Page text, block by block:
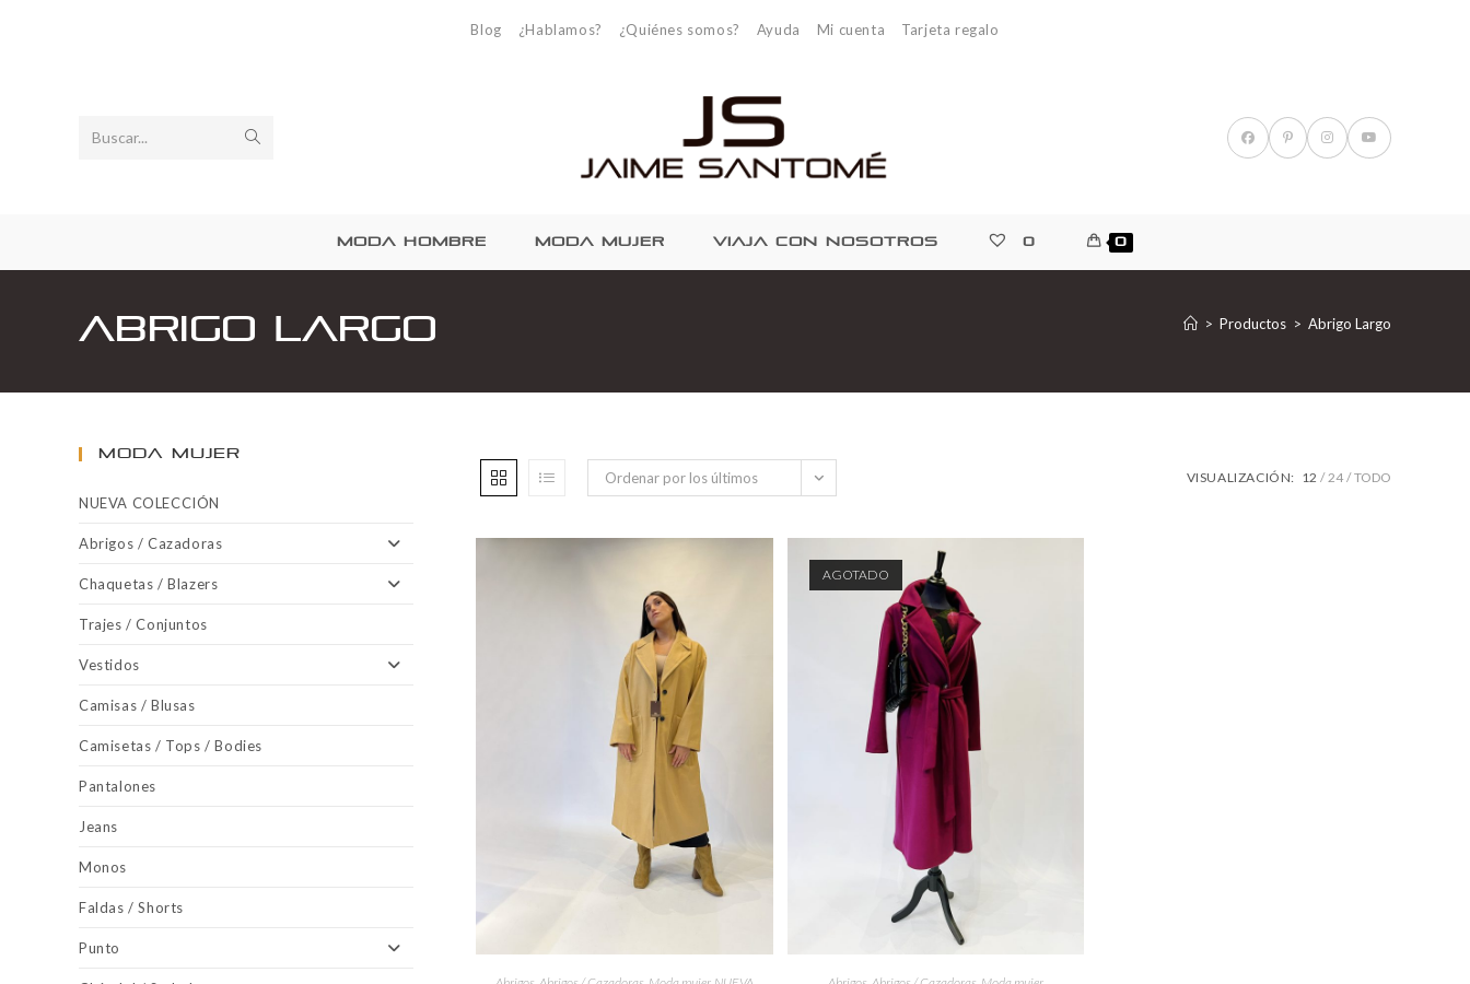
Blog ¿Hablamos? ¿Quiénes somos? Ayuda Mi cuenta Tarjeta regalo
Buscar...
MODA HOMBRE MODA MUJER VIAJA CON NOSOTROS 0 0
Abrigo Largo > Productos > Abrigo Largo
Ordenar por los últimos VISUALIZACIÓN: 12 24 TODO
AGOTADO
MODA MUJER
NUEVA COLECCIÓN
Abrigos / Cazadoras
Chaquetas / Blazers
Trajes / Conjuntos
Vestidos
Camisas / Blusas
Camisetas / Tops / Bodies
Pantalones
Jeans
Monos
Faldas / Shorts
Punto